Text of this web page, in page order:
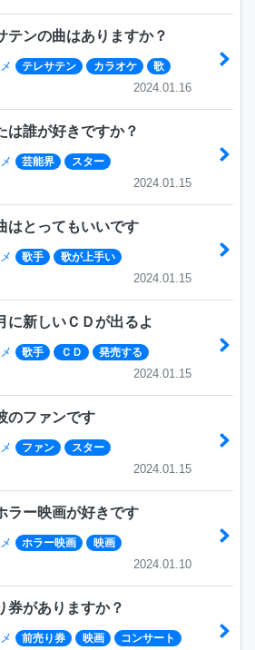
テンの曲はありますか？
テレサテン カラオケ 歌
2024.01.16
は誰が好きですか？
芸能界 スター
2024.01.15
はとってもいいです
歌手 歌が上手い
2024.01.15
に新しいＣＤが出るよ
歌手 ＣＤ 発売する
2024.01.15
のファンです
ファン スター
2024.01.15
ラー映画が好きです
ホラー映画 映画
2024.01.10
券がありますか？
前売り券 映画 コンサート